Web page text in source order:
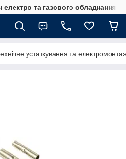
електро та газового обладнання,
устаткування та